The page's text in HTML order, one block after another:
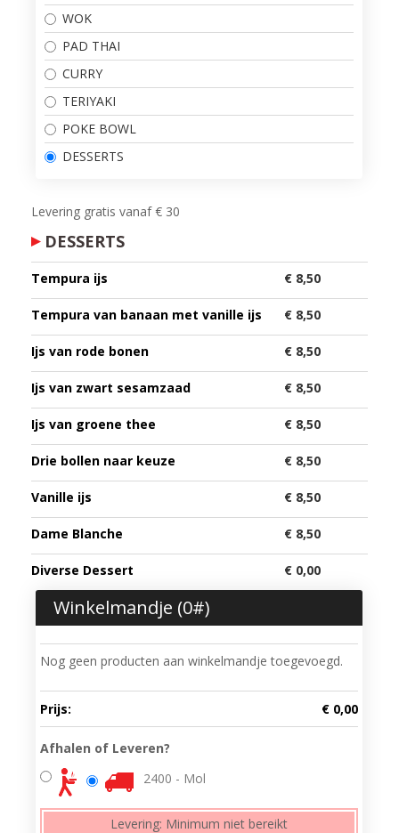
WOK
PAD THAI
CURRY
TERIYAKI
POKE BOWL
DESSERTS
Levering gratis vanaf € 30
DESSERTS
Tempura ijs € 8,50
Tempura van banaan met vanille ijs € 8,50
Ijs van rode bonen € 8,50
Ijs van zwart sesamzaad € 8,50
Ijs van groene thee € 8,50
Drie bollen naar keuze € 8,50
Vanille ijs € 8,50
Dame Blanche € 8,50
Diverse Dessert € 0,00
Winkelmandje (0#)
Nog geen producten aan winkelmandje toegevoegd.
Prijs: € 0,00
Afhalen of Leveren?
2400 - Mol
Levering: Minimum niet bereikt